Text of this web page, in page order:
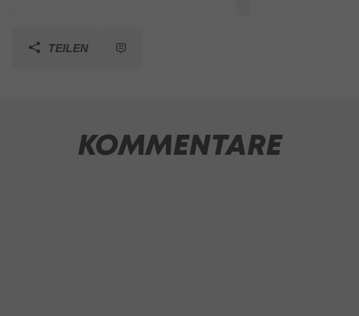
TEILEN
KOMMENTARE